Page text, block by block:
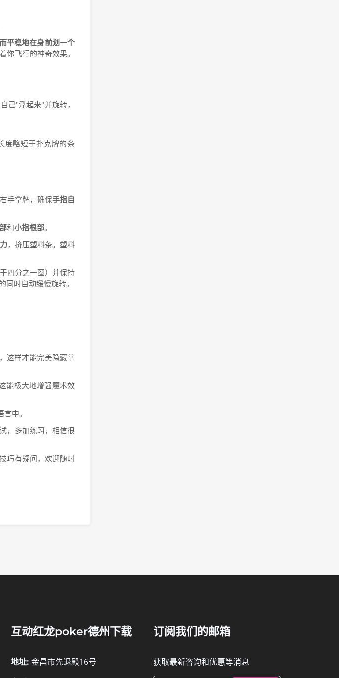
平稳地在身前划一个
你飞行的神奇效果。
己"浮起来"并旋转，
度略短于扑克牌的条
手拿牌，确保手指自
和小指根部。
，挤压塑料条。塑料
四分之一圈）并保持
时自动缓慢旋转。
这样才能完美隐藏掌
能极大地增强魔术效
中。
，多加练习，相信很
巧有疑问，欢迎随时
互动红龙poker德州下载
地址: 金昌市先退殿16号
订阅我们的邮箱
获取最新咨询和优惠等消息